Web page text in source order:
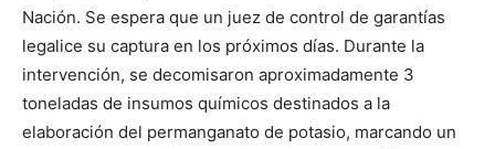
Nación. Se espera que un juez de control de garantías
legalice su captura en los próximos días. Durante la
intervención, se decomisaron aproximadamente 3
toneladas de insumos químicos destinados a la
elaboración del permanganato de potasio, marcando un